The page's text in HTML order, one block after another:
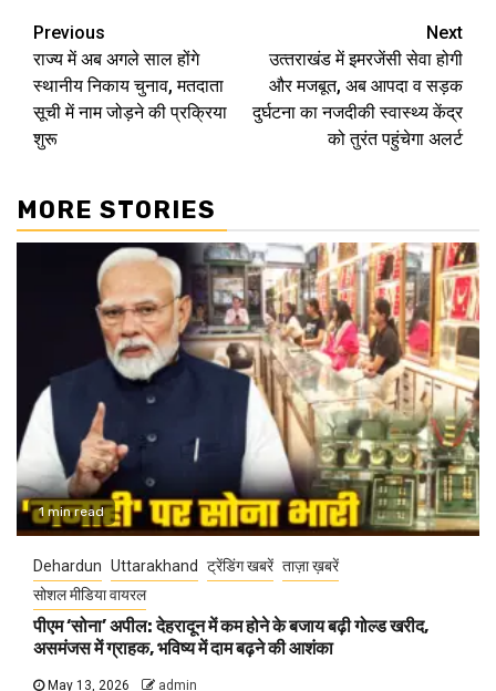
Continue
Reading
Previous
राज्य में अब अगले साल होंगे
स्थानीय निकाय चुनाव, मतदाता
सूची में नाम जोड़ने की प्रक्रिया
शुरू
Next
उत्‍तराखंड में इमरजेंसी सेवा होगी
और मजबूत, अब आपदा व सड़क
दुर्घटना का नजदीकी स्वास्थ्य केंद्र
को तुरंत पहुंचेगा अलर्ट
MORE STORIES
1 min read
Dehardun Uttarakhand ट्रेंडिंग खबरें ताज़ा ख़बरें
सोशल मीडिया वायरल
पीएम ‘सोना’ अपील: देहरादून में कम होने के बजाय बढ़ी गोल्ड खरीद,
असमंजस में ग्राहक, भविष्य में दाम बढ़ने की आशंका
May 13, 2026 admin